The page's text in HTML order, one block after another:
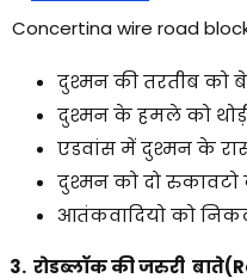
Concertina wire road
दुश्मन की तरतीब को
दुश्मन के हमले को
एडवांस में दुश्मन के
दुश्मन को दो
आतंकवादियो को
3. रोडब्लॉक की जरुरी